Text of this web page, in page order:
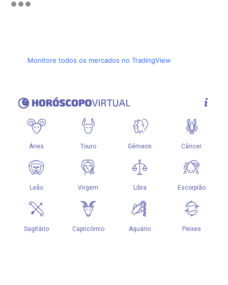
Monitore todos os mercados no TradingView